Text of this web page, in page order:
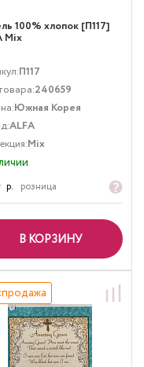
100% хлопок [П117]
Mix
П117
240659
Южная Корея
ALFA
Mix
р. розница
В КОРЗИНУ